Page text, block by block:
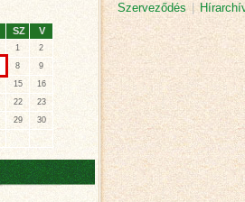
Szerveződés |
SZ V
1
2
8
9
15
16
22
23
29
30